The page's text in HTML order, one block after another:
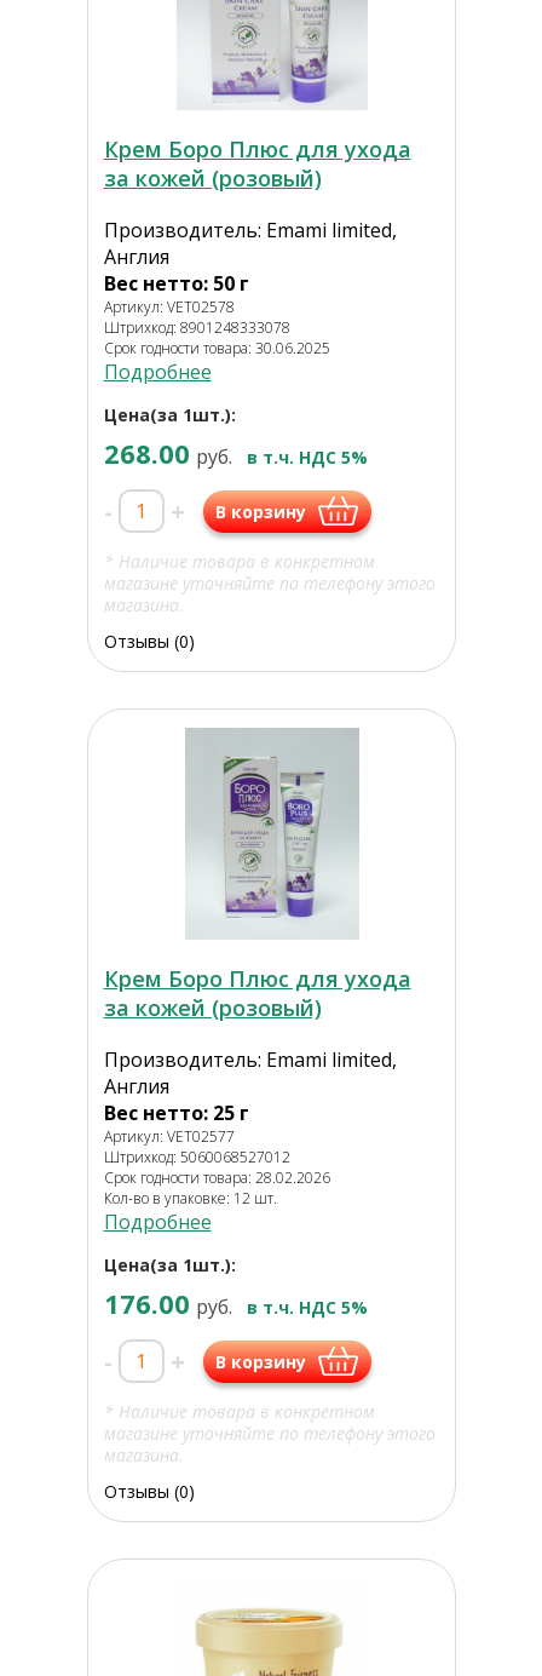
Крем Боро Плюс для ухода
за кожей (розовый)
Производитель: Emami limited,
Англия
Вес нетто: 50 г
Артикул: VET02578
Штрихкод: 8901248333078
Срок годности товара: 30.06.2025
Подробнее
Цена(за 1шт.):
268.00 руб. в т.ч. НДС 5%
- + В корзину
* Наличие товара в конкретном
магазине уточняйте по телефону этого
магазина.
Отзывы (0)
Крем Боро Плюс для ухода
за кожей (розовый)
Производитель: Emami limited,
Англия
Вес нетто: 25 г
Артикул: VET02577
Штрихкод: 5060068527012
Срок годности товара: 28.02.2026
Кол-во в упаковке: 12 шт.
Подробнее
Цена(за 1шт.):
176.00 руб. в т.ч. НДС 5%
- + В корзину
* Наличие товара в конкретном
магазине уточняйте по телефону этого
магазина.
Отзывы (0)